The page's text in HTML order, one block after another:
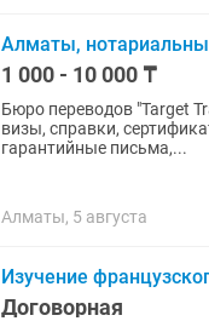
Алматы,
1 000 - 10 000 ₸
Бюро переводов "Target
визы, справки,
гарантийные письма,...
Алматы, 5 августа
Изучение
Договорная